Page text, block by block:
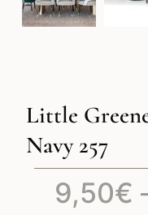
Little
Navy 257
9,50€